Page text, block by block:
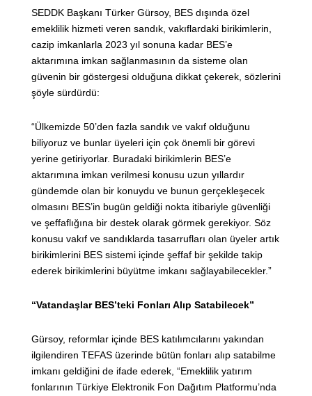
SEDDK Başkanı Türker Gürsoy, BES dışında özel
emeklilik hizmeti veren sandık, vakıflardaki birikimlerin,
cazip imkanlarla 2023 yıl sonuna kadar BES’e
aktarımına imkan sağlanmasının da sisteme olan
güvenin bir göstergesi olduğuna dikkat çekerek, sözlerini
şöyle sürdürdü:
“Ülkemizde 50’den fazla sandık ve vakıf olduğunu
biliyoruz ve bunlar üyeleri için çok önemli bir görevi
yerine getiriyorlar. Buradaki birikimlerin BES’e
aktarımına imkan verilmesi konusu uzun yıllardır
gündemde olan bir konuydu ve bunun gerçekleşecek
olmasını BES’in bugün geldiği nokta itibariyle güvenliği
ve şeffaflığına bir destek olarak görmek gerekiyor. Söz
konusu vakıf ve sandıklarda tasarrufları olan üyeler artık
birikimlerini BES sistemi içinde şeffaf bir şekilde takip
ederek birikimlerini büyütme imkanı sağlayabilecekler.”
“Vatandaşlar BES’teki Fonları Alıp Satabilecek”
Gürsoy, reformlar içinde BES katılımcılarını yakından
ilgilendiren TEFAS üzerinde bütün fonları alıp satabilme
imkanı geldiğini de ifade ederek, “Emeklilik yatırım
fonlarının Türkiye Elektronik Fon Dağıtım Platformu’nda